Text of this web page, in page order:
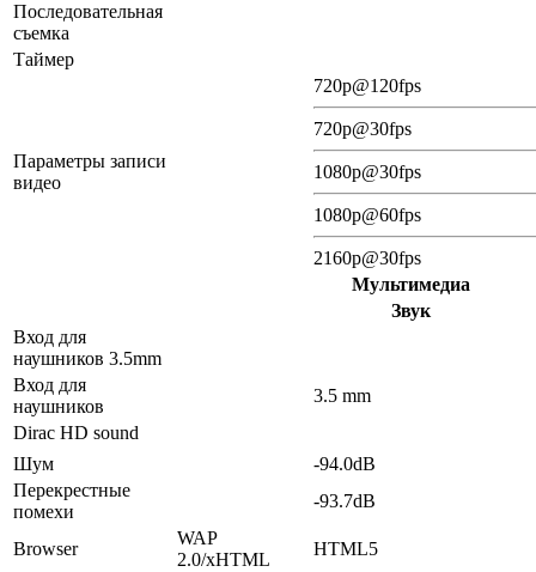
Последовательная
съемка
Таймер
Параметры записи
видео
720p@120fps
720p@30fps
1080p@30fps
1080p@60fps
2160p@30fps
Мультимедиа
Звук
Вход для
наушников 3.5mm
Вход для
наушников
3.5 mm
Dirac HD sound
Шум
-94.0dB
Перекрестные
помехи
-93.7dB
Browser
WAP
2.0/xHTML
HTML5